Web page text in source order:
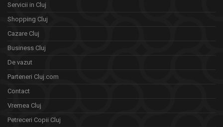
Servicii in Cluj
Shopping Cluj
Cazare Cluj
Business Cluj
De vazut
Parteneri Cluj.com
Contact
Vremea Cluj
Petreceri Copii Cluj